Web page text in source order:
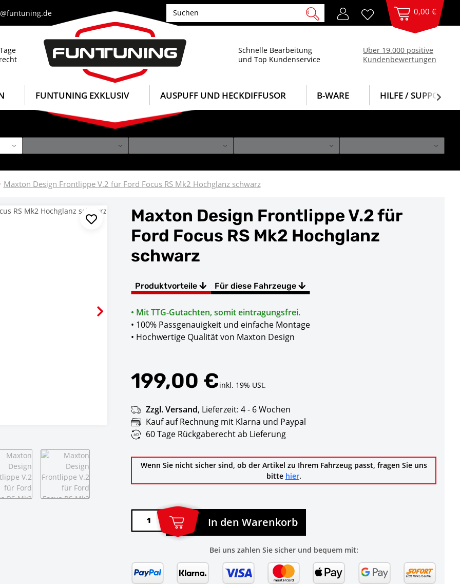
0,00 €
Schnelle Bearbeitung
und Top Kundenservice
Über 19.000 positive
Kundenbewertungen
FUNTUNING EXKLUSIV AUSPUFF UND HECKDIFFUSOR B-WARE HILFE / SUPPORT
Maxton Design Frontlippe V.2 für Ford Focus RS Mk2 Hochglanz schwarz
Maxton Design Frontlippe V.2 für
Ford Focus RS Mk2 Hochglanz
schwarz
Produktvorteile Für diese Fahrzeuge
• Mit TTG-Gutachten, somit eintragungsfrei.
• 100% Passgenauigkeit und einfache Montage
• Hochwertige Qualität von Maxton Design
199,00 €inkl. 19% USt.
Zzgl. Versand, Lieferzeit: 4 - 6 Wochen
Kauf auf Rechnung mit Klarna und Paypal
60 Tage Rückgaberecht ab Lieferung
Wenn Sie nicht sicher sind, ob der Artikel zu Ihrem Fahrzeug passt, fragen Sie uns
bitte hier.
In den Warenkorb
Bei uns zahlen Sie sicher und bequem mit: